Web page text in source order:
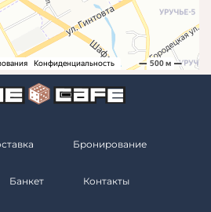
Бронирование
Банкет Контакты